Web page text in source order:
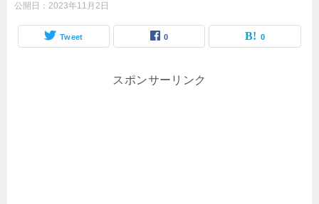
公開日： 2023年11月2日
Tweet 0 0
スポンサーリンク